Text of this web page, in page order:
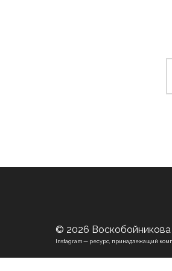
Instagram — ресурс, принадлежащий
© 2026 Воскобойникова